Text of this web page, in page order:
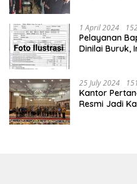
1 April 2024
Pelayanan
Dinilai Buruk,
25 July 2024
Kantor
Resmi Jadi